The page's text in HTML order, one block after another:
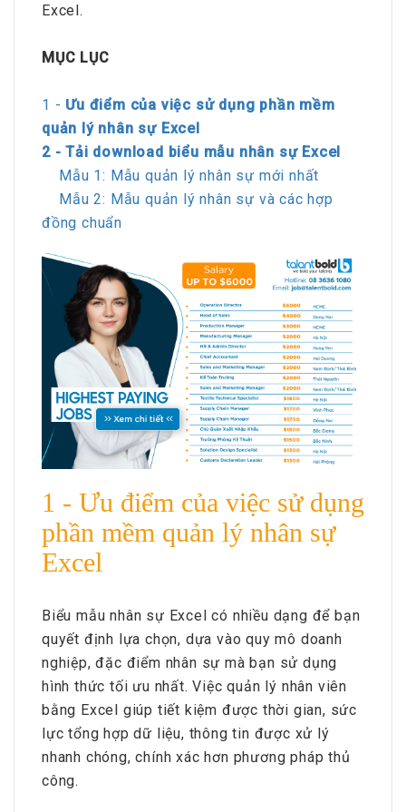
Excel.
MỤC LỤC
1 - Ưu điểm của việc sử dụng phần mềm
quản lý nhân sự Excel
2 - Tải download biểu mẫu nhân sự Excel
Mẫu 1: Mẫu quản lý nhân sự mới nhất
Mẫu 2: Mẫu quản lý nhân sự và các hợp
đồng chuẩn
1 - Ưu điểm của việc sử dụng
phần mềm quản lý nhân sự
Excel
Biểu mẫu nhân sự Excel có nhiều dạng để bạn
quyết định lựa chọn, dựa vào quy mô doanh
nghiệp, đặc điểm nhân sự mà bạn sử dụng
hình thức tối ưu nhất. Việc quản lý nhân viên
bằng Excel giúp tiết kiệm được thời gian, sức
lực tổng hợp dữ liệu, thông tin được xử lý
nhanh chóng, chính xác hơn phương pháp thủ
công.